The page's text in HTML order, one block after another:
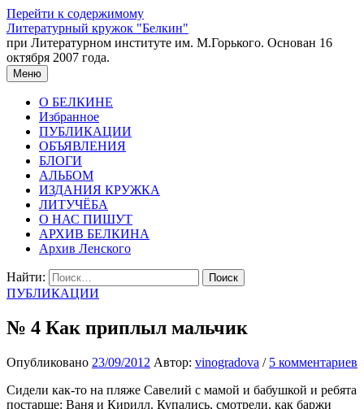
Перейти к содержимому
Литературный кружок "Белкин"
при Литературном институте им. М.Горького. Основан 16
октября 2007 года.
Меню
О БЕЛКИНЕ
Избранное
ПУБЛИКАЦИИ
ОБЪЯВЛЕНИЯ
БЛОГИ
АЛЬБОМ
ИЗДАНИЯ КРУЖКА
ЛИТУЧЁБА
О НАС ПИШУТ
АРХИВ БЕЛКИНА
Архив Ленского
Найти:
ПУБЛИКАЦИИ
№ 4 Как приплыл мальчик
Опубликовано 23/09/2012 Автор: vinogradova / 5 комментариев
Сидели как-то на пляже Савелий с мамой и бабушкой и ребята
постарше: Ваня и Кирилл. Купались, смотрели, как баржи